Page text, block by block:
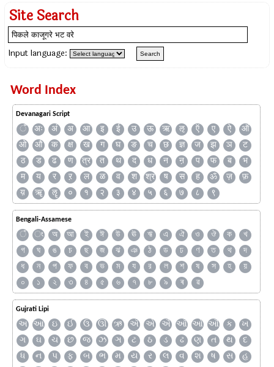
Site Search
Input language:
Word Index
Devanagari Script
ँ अः अं अ आ इ ई उ ऊ ऋ ऌ ऍ ए ऐ
ऑ
ओ
औ क क्ष ख ग घ ङ च छ ज्ञ ज झ ञ
ट
ठ
ड ढ ण त्र त थ द ध न ऩ प फ ब
भ
म
य र ऱ ल ळ व श श्र ष स ह ॐ ज़
फ़
य़
ॠ ॡ ० १ २ ३ ४ ५ ६ ७ ८ ९
Bengali-Assamese
ঁ ং অ আ ই ঈ উ ঊ ঋ এ ঐ ও ঔ ক
খ
গ
ঘ ঙ চ ছ জ ঝ ঞ ঠ ড ঢ ণ ত থ
দ
ধ
ন প ফ ব ভ ম য র ল শ ষ স হ
য়
০
১ ২ ৩ ৪ ৫ ৬ ৭ ৮ ৯ ৰ ৱ
Gujrati Lipi
અ આ ઇ ઈ ઉ ઊ ઋ ઍ એ ઐ ઑ ઓ ઔ ક
ખ
ગ
ઘ ચ છ જ ઝ ઞ ટ ઠ ડ ઢ ણ ત થ
દ
ધ
ન પ ફ બ ભ મ ય ર લ વ શ ષ સ
હ